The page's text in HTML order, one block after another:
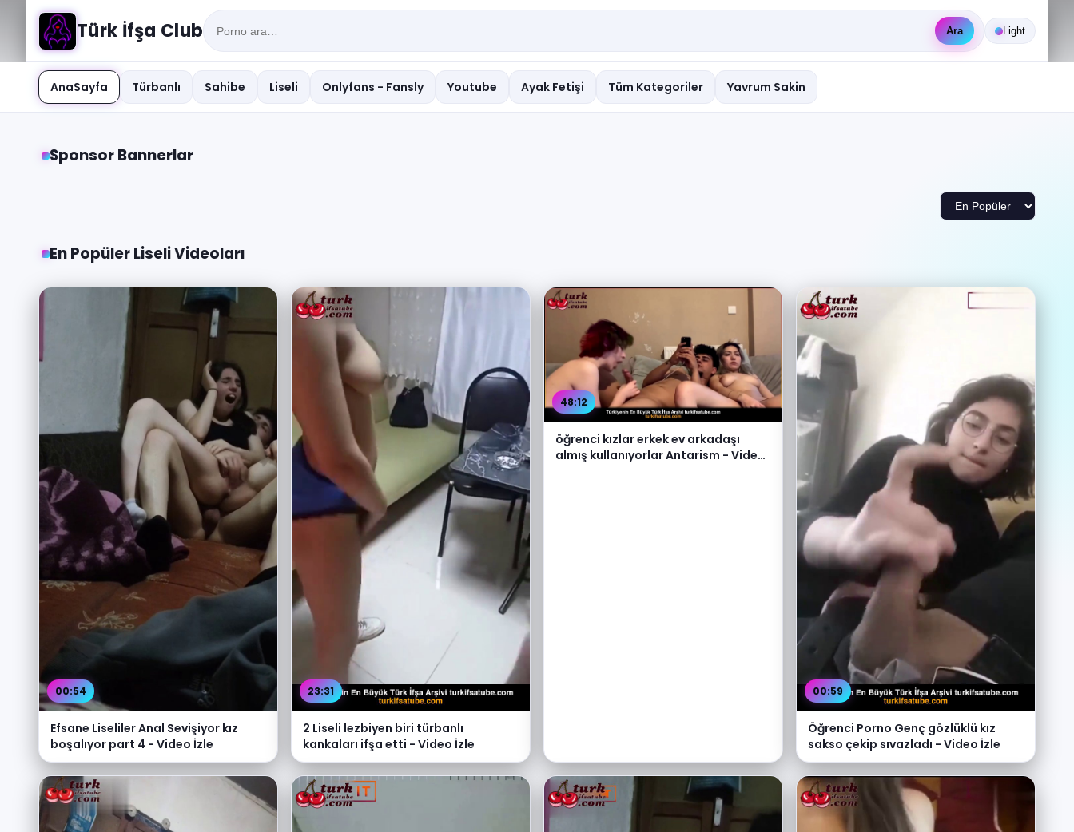
Türk İfşa Club Ara Light
AnaSayfa Türbanlı Sahibe Liseli Onlyfans - Fansly Youtube Ayak Fetişi Tüm Kategoriler Yavrum Sakin
Sponsor Bannerlar
En Popüler Liseli Videoları
00:54
Efsane Liseliler Anal Sevişiyor kız
boşalıyor part 4 - Video İzle
23:31
2 Liseli lezbiyen biri türbanlı
kankaları ifşa etti - Video İzle
48:12
öğrenci kızlar erkek ev arkadaşı
almış kullanıyorlar Antarism - Video
00:59
Öğrenci Porno Genç gözlüklü kız
sakso çekip sıvazladı - Video İzle